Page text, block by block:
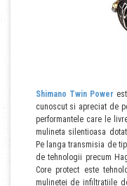
Shimano Twin Power
cunoscut si apreciat de
performantele care le
mulineta silentioasa
Pe langa transmisia de
de tehnologii precum
Core protect este
mulinetei de infiltratiile